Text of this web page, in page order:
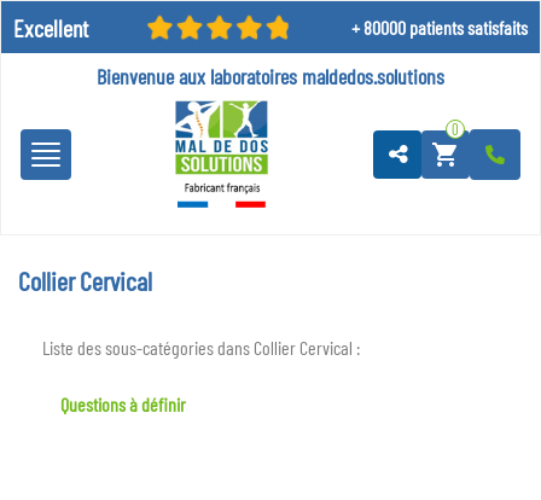
Excellent + 80000 patients satisfaits
Bienvenue aux laboratoires maldedos.solutions
shopping_cart
0
Collier Cervical
Liste des sous-catégories dans Collier Cervical :
Questions à définir